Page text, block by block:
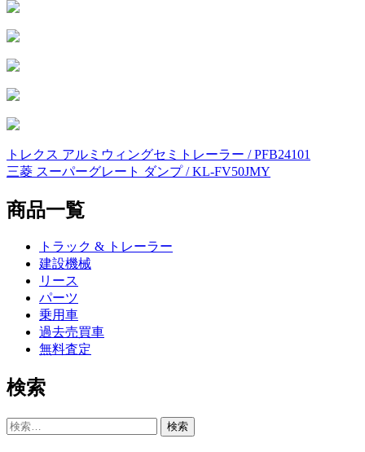
投
稿
ナ
トレクス アルミウィングセミトレーラー / PFB24101
三菱 スーパーグレート ダンプ / KL-FV50JMY
商品一覧
トラック & トレーラー
建設機械
リース
パーツ
乗用車
過去売買車
無料査定
検索
検